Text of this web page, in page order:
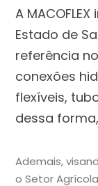
A
Estado de
referência
conexões
flexíveis,
dessa
Ademais,
o Setor